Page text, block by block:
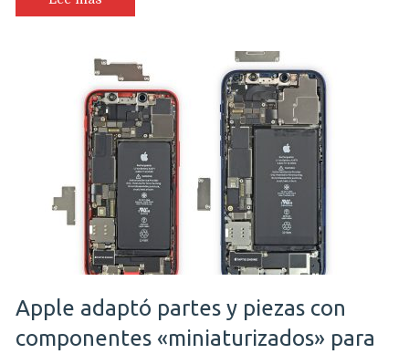
Apple adaptó partes y piezas con
componentes «miniaturizados» para